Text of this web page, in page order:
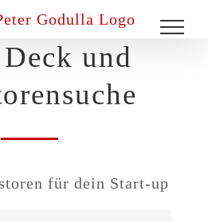
und
für dein Start-up